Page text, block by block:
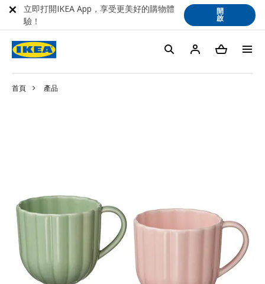
首頁 產品
立即打開IKEA App，享受更美好的購物體
驗！
開
啟